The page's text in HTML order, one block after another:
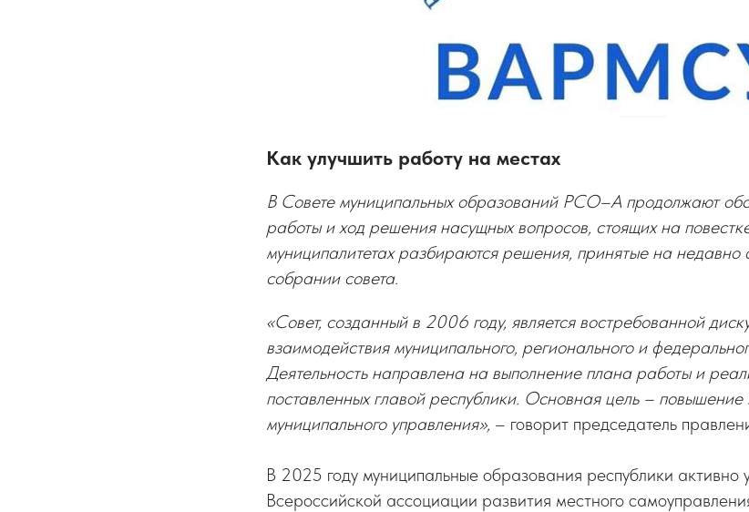
Как улучшить работу на местах
В Совете муниципальных образований РСО–А продолжают
работы и ход решения насущных вопросов, стоящих на
муниципалитетах разбираются решения, принятые на недавно
собрании совета.
«Совет, созданный в 2006 году, является востребованной
взаимодействия муниципального, регионального и
Деятельность направлена на выполнение плана работы и
поставленных главой республики. Основная цель – повышение
муниципального управления», – говорит председатель
В 2025 году муниципальные образования республики активно
Всероссийской ассоциации развития местного